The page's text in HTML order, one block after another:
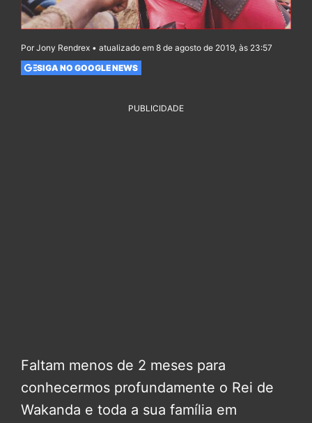
Por Jony Rendrex • atualizado em 8 de agosto de 2019, às 23:57
SIGA NO GOOGLE NEWS
PUBLICIDADE
Faltam menos de 2 meses para
conhecermos profundamente o Rei de
Wakanda e toda a sua família em